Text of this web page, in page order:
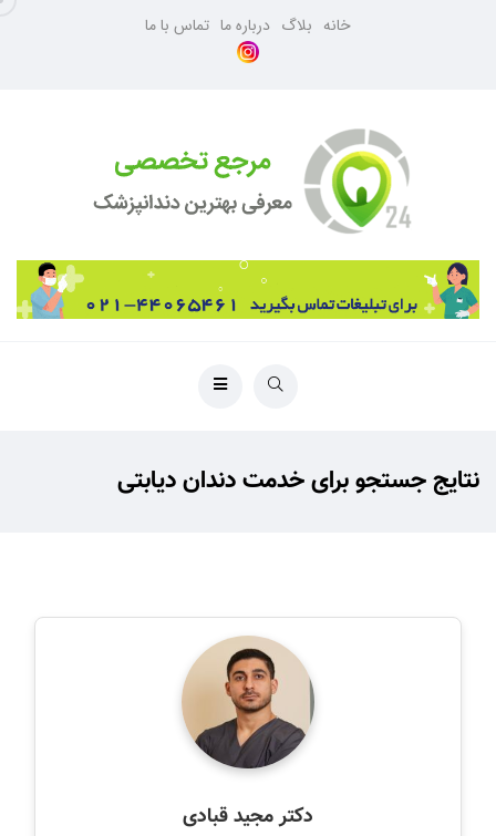
خانه بلاگ درباره ما تماس با ما
نتایج جستجو برای خدمت دندان دیابتی
دکتر مجید قبادی